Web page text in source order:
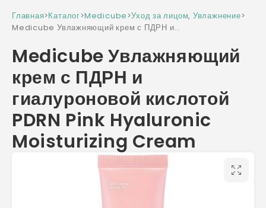
Главная>Каталог>Medicube>Уход за лицом, Увлажнение>
Medicube Увлажняющий крем с ПДРН и
Moisturizing Cream
Medicube Увлажняющий
крем с ПДРН и
гиалуроновой кислотой
PDRN Pink Hyaluronic
Moisturizing Cream